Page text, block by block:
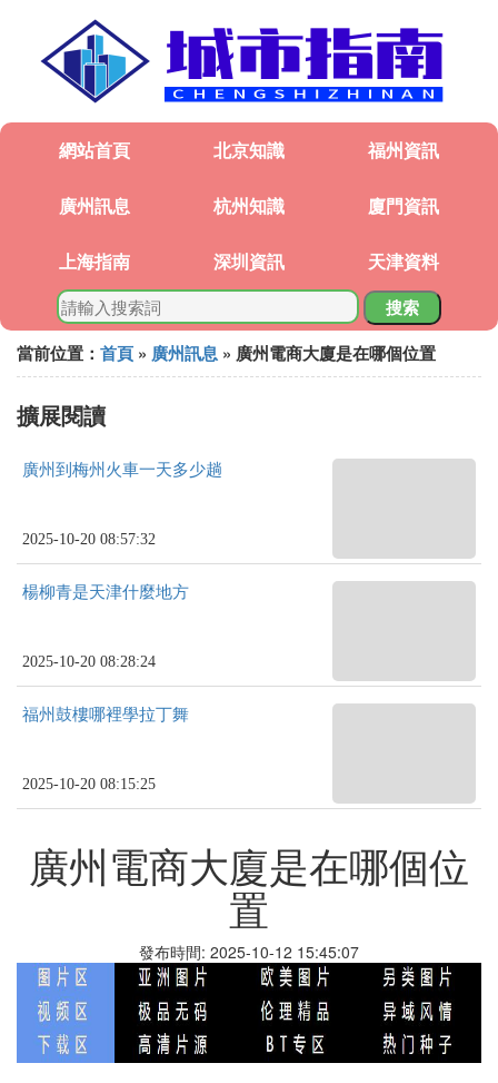
網站首頁 北京知識 福州資訊
廣州訊息 杭州知識 廈門資訊
上海指南 深圳資訊 天津資料
搜索
當前位置： 首頁 » 廣州訊息 » 廣州電商大廈是在哪個位置
擴展閱讀
廣州到梅州火車一天多少趟
2025-10-20 08:57:32
楊柳青是天津什麼地方
2025-10-20 08:28:24
福州鼓樓哪裡學拉丁舞
2025-10-20 08:15:25
廣州電商大廈是在哪個位
置
發布時間: 2025-10-12 15:45:07